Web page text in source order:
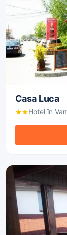
Casa Luca
Hotel în